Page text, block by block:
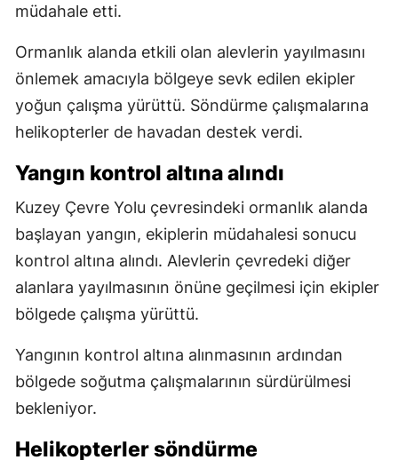
müdahale etti.
Ormanlık alanda etkili olan alevlerin yayılmasını
önlemek amacıyla bölgeye sevk edilen ekipler
yoğun çalışma yürüttü. Söndürme çalışmalarına
helikopterler de havadan destek verdi.
Yangın kontrol altına alındı
Kuzey Çevre Yolu çevresindeki ormanlık alanda
başlayan yangın, ekiplerin müdahalesi sonucu
kontrol altına alındı. Alevlerin çevredeki diğer
alanlara yayılmasının önüne geçilmesi için ekipler
bölgede çalışma yürüttü.
Yangının kontrol altına alınmasının ardından
bölgede soğutma çalışmalarının sürdürülmesi
bekleniyor.
Helikopterler söndürme